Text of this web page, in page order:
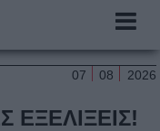
07 08 2026
ΕΞΕΛΙΞΕΙΣ!